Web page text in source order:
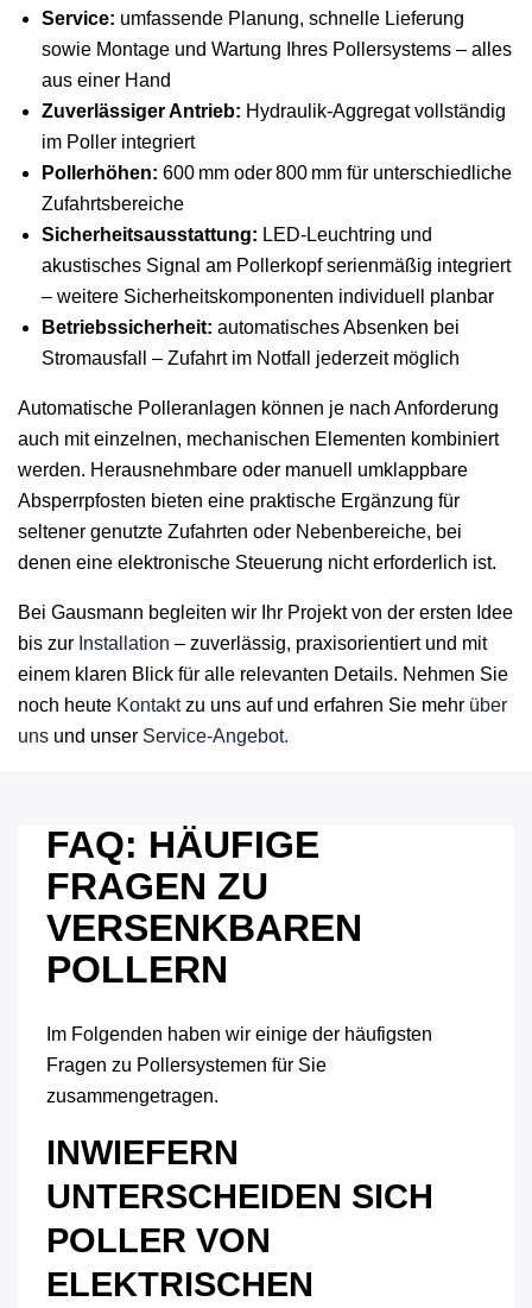
Service: umfassende Planung, schnelle Lieferung
sowie Montage und Wartung Ihres Pollersystems – alles
aus einer Hand
Zuverlässiger Antrieb: Hydraulik‑Aggregat vollständig
im Poller integriert
Pollerhöhen: 600 mm oder 800 mm für unterschiedliche
Zufahrtsbereiche
Sicherheitsausstattung: LED‑Leuchtring und
akustisches Signal am Pollerkopf serienmäßig integriert
– weitere Sicherheitskomponenten individuell planbar
Betriebssicherheit: automatisches Absenken bei
Stromausfall – Zufahrt im Notfall jederzeit möglich
Automatische Polleranlagen können je nach Anforderung
auch mit einzelnen, mechanischen Elementen kombiniert
werden. Herausnehmbare oder manuell umklappbare
Absperrpfosten bieten eine praktische Ergänzung für
seltener genutzte Zufahrten oder Nebenbereiche, bei
denen eine elektronische Steuerung nicht erforderlich ist.
Bei Gausmann begleiten wir Ihr Projekt von der ersten Idee
bis zur Installation – zuverlässig, praxisorientiert und mit
einem klaren Blick für alle relevanten Details. Nehmen Sie
noch heute Kontaktzu uns auf und erfahren Sie mehr über
uns und unser Service-Angebot.
FAQ: HÄUFIGE
FRAGEN ZU
VERSENKBAREN
POLLERN
Im Folgenden haben wir einige der häufigsten
Fragen zu Pollersystemen für Sie
zusammengetragen.
INWIEFERN
UNTERSCHEIDEN SICH
POLLER VON
ELEKTRISCHEN